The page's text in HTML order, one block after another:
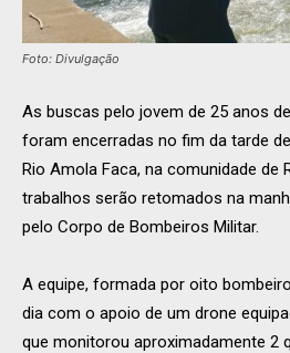
Foto: Divulgação
As buscas pelo jovem de 25 anos
foram encerradas no fim da tarde
Rio Amola Faca, na comunidade de
trabalhos serão retomados na
pelo Corpo de Bombeiros Militar.
A equipe, formada por oito
dia com o apoio de um drone
que monitorou aproximadamente 2